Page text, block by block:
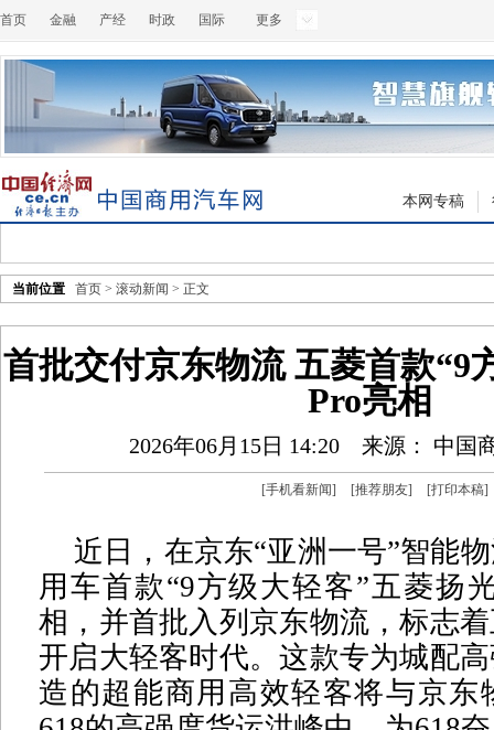
首页 金融 产经 时政 国际 更多
本网专稿
当前位置 首页 > 滚动新闻 > 正文
首批交付京东物流 五菱首款“9
Pro亮相
2026年06月15日 14:20 来源： 中国
[手机看新闻] [推荐朋友] [打印本稿]
近日，在京东“亚洲一号”智能
用车首款“9方级大轻客”五菱扬
相，并首批入列京东物流，标志
开启大轻客时代。这款专为城配
造的超能商用高效轻客将与京东